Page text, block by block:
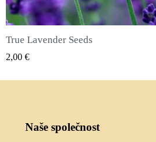
RYCHLÝ NÁHLED
Semena nového koření (Pimenta
2,25 €
Naše společnost